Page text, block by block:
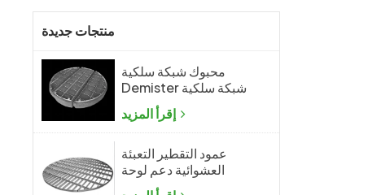
منتجات جديدة
محبوك شبكة سلكية
Demister شبكة سلكية
ضباب المزيل
عمود التقطير التعبئة
العشوائية دعم لوحة
الشبكة